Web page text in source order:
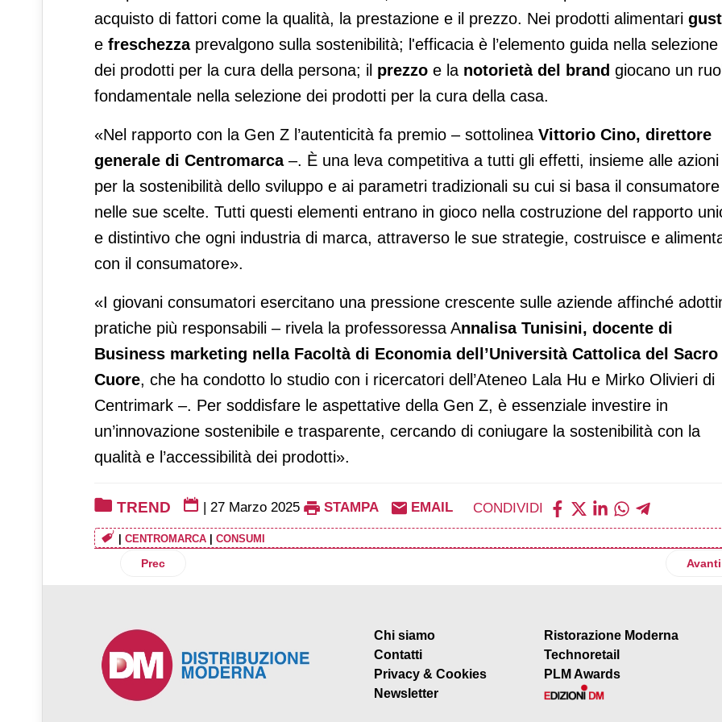
acquisto di fattori come la qualità, la prestazione e il prezzo. Nei prodotti alimentari
e freschezzaprevalgono sulla sostenibilità; l'efficacia è l’elemento guida nella selezione
dei prodotti per la cura della persona; il prezzo e la notorietà del brand giocano un
fondamentale nella selezione dei prodotti per la cura della casa.
«Nel rapporto con la Gen Z l’autenticità fa premio – sottolinea Vittorio Cino, direttore
generale di Centromarca–. È una leva competitiva a tutti gli effetti, insieme alle azioni
per la sostenibilità dello sviluppo e ai parametri tradizionali su cui si basa il consumatore
nelle sue scelte. Tutti questi elementi entrano in gioco nella costruzione del rapporto
e distintivo che ogni industria di marca, attraverso le sue strategie, costruisce e
con il consumatore».
«I giovani consumatori esercitano una pressione crescente sulle aziende affinché
pratiche più responsabili – rivela la professoressa Annalisa Tunisini, docente di
Business marketing nella Facoltà di Economia dell’Università Cattolica del Sacro
Cuore, che ha condotto lo studio con i ricercatori dell’Ateneo Lala Hu e Mirko Olivieri di
Centrimark –. Per soddisfare le aspettative della Gen Z, è essenziale investire in
un’innovazione sostenibile e trasparente, cercando di coniugare la sostenibilità con la
qualità e l’accessibilità dei prodotti».
TREND 27 Marzo 2025 STAMPA EMAIL CONDIVIDI
CENTROMARCA CONSUMI
Articolo precedente: A marzo i prezzi nel carrello oltre la barriera psicologica del 2%
Prec Avanti
Chi siamo
Contatti
Privacy & Cookies
Newsletter
Ristorazione Moderna
Technoretail
PLM Awards